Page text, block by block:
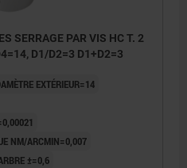
SERRAGE PAR VIS HC T. 2
D1/D2=3 D1+D2=3
EXTÉRIEUR=14
NM/ARCMIN=0,007
±=0,6